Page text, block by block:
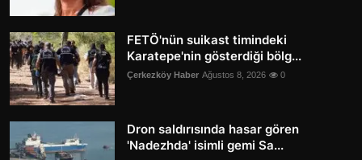
FETÖ'nün suikast timindeki
Karatepe'nin gösterdiği bölg...
Çerkezköy Haber Ağustos 8, 2026 0
Dron saldırısında hasar gören
'Nadezhda' isimli gemi Sa...